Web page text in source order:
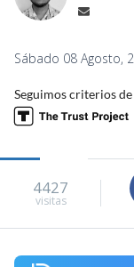
Sábado 08 Agosto,
Seguimos criterios de
4427
visitas